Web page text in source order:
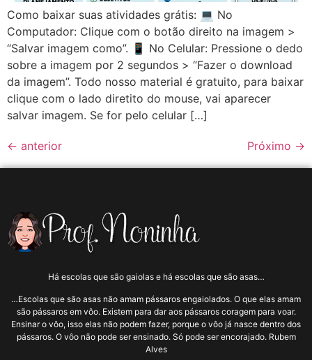
Como baixar suas atividades grátis: 💻 No
Computador: Clique com o botão direito na imagem >
“Salvar imagem como”. 📱 No Celular: Pressione o dedo
sobre a imagem por 2 segundos > “Fazer o download
da imagem”. Todo nosso material é gratuito, para baixar
clique com o lado diretito do mouse, vai aparecer
salvar imagem. Se for pelo celular […]
← anterior Próximo →
Há escolas que são gaiolas e há escolas que são asas…
…Escolas que são asas não amam pássaros engaiolados. O que elas amam
são pássaros em vôo. Existem para dar aos pássaros coragem para voar.
Ensinar o vôo, isso elas não podem fazer, porque o vôo já nasce dentro dos
pássaros. O vôo não pode ser ensinado. Só pode ser encorajado. Rubem
Alves